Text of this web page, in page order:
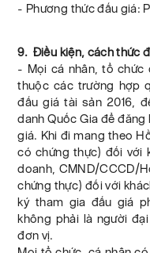
- Phương thức đấu giá:
9. Điều kiện, cách thức
- Mọi cá nhân, tổ chức
thuộc các trường hợp
đấu giá tài sản 2016,
danh Quốc Gia để
giá. Khi đi mang theo
có chứng thực) đối với
doanh, CMND/CCCD/
chứng thực) đối với
ký tham gia đấu giá
không phải là người
đơn vị.